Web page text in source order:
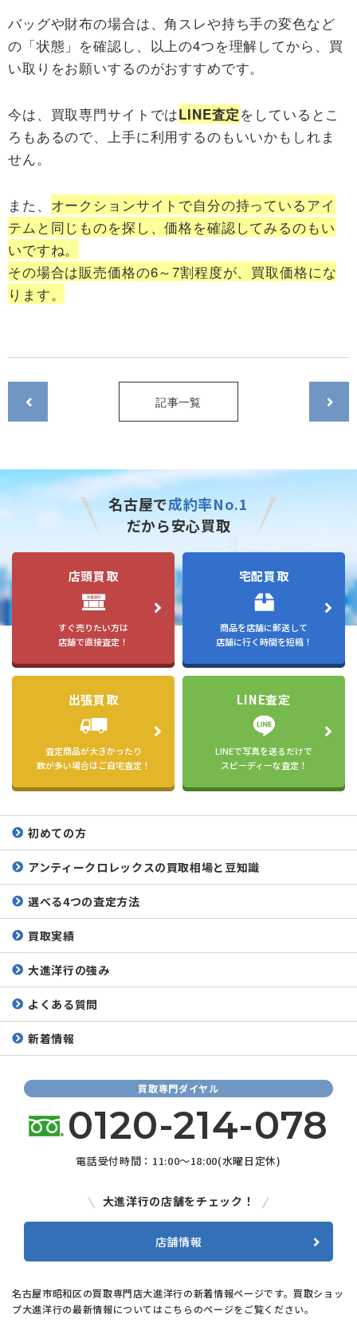
バッグや財布の場合は、角スレや持ち手の変色など
の「状態」を確認し、以上の4つを理解してから、買
い取りをお願いするのがおすすめです。
今は、買取専門サイトではLINE査定をしているとこ
ろもあるので、上手に利用するのもいいかもしれま
せん。
また、 オークションサイトで自分の持っているアイ
テムと同じものを探し、価格を確認してみるのもい
いですね。
その場合は販売価格の6～7割程度が、買取価格にな
ります。
記事一覧
名古屋で成約率No.1
だから安心買取
店頭買取
すぐ売りたい方は
店舗で直接査定！
宅配買取
商品を店舗に郵送して
店舗に行く時間を短縮！
出張買取
査定商品が大きかったり
数が多い場合はご自宅査定！
LINE査定
LINEで写真を送るだけで
スピーディーな査定！
初めての方
アンティークロレックスの買取相場と豆知識
選べる4つの査定方法
買取実績
大進洋行の強み
よくある質問
新着情報
買取専門ダイヤル
0120-214-078
電話受付時間：11:00～18:00(水曜日定休)
大進洋行の店舗をチェック！
店舗情報
名古屋市昭和区の買取専門店大進洋行の新着情報ページです。買取ショッ
プ大進洋行の最新情報についてはこちらのページをご覧ください。